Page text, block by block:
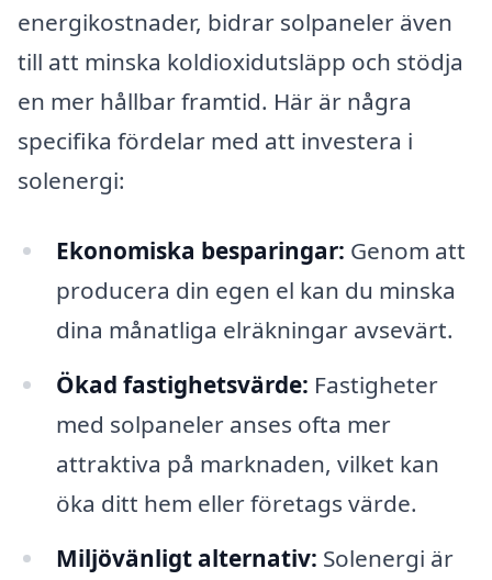
energikostnader, bidrar solpaneler även
till att minska koldioxidutsläpp och stödja
en mer hållbar framtid. Här är några
specifika fördelar med att investera i
solenergi:
Ekonomiska besparingar: Genom att
producera din egen el kan du minska
dina månatliga elräkningar avsevärt.
Ökad fastighetsvärde: Fastigheter
med solpaneler anses ofta mer
attraktiva på marknaden, vilket kan
öka ditt hem eller företags värde.
Miljövänligt alternativ: Solenergi är